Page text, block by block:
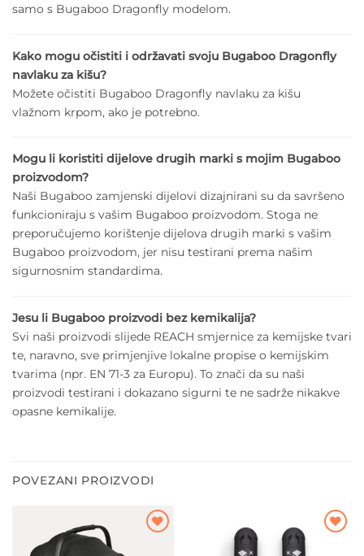
samo s Bugaboo Dragonfly modelom.
Kako mogu očistiti i održavati svoju Bugaboo Dragonfly
navlaku za kišu?
Možete očistiti Bugaboo Dragonfly navlaku za kišu
vlažnom krpom, ako je potrebno.
Mogu li koristiti dijelove drugih marki s mojim Bugaboo
proizvodom?
Naši Bugaboo zamjenski dijelovi dizajnirani su da savršeno
funkcioniraju s vašim Bugaboo proizvodom. Stoga ne
preporučujemo korištenje dijelova drugih marki s vašim
Bugaboo proizvodom, jer nisu testirani prema našim
sigurnosnim standardima.
Jesu li Bugaboo proizvodi bez kemikalija?
Svi naši proizvodi slijede REACH smjernice za kemijske tvari
te, naravno, sve primjenjive lokalne propise o kemijskim
tvarima (npr. EN 71-3 za Europu). To znači da su naši
proizvodi testirani i dokazano sigurni te ne sadrže nikakve
opasne kemikalije.
POVEZANI PROIZVODI